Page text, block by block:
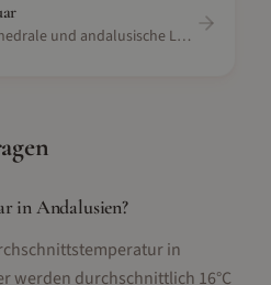
Flamenco, Kathedrale und andalusische Lebensfreude
in Andalusien?
in
werden durchschnittlich 16°C